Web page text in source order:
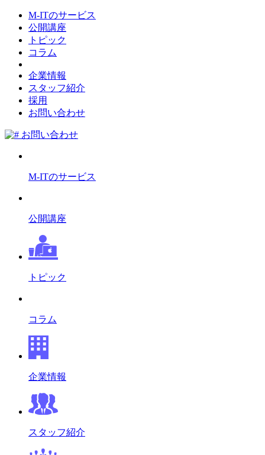
M-ITのサービス
公開講座
トピック
コラム
企業情報
スタッフ紹介
採用
お問い合わせ
お問い合わせ
M-ITのサービス
公開講座
トピック
コラム
企業情報
スタッフ紹介